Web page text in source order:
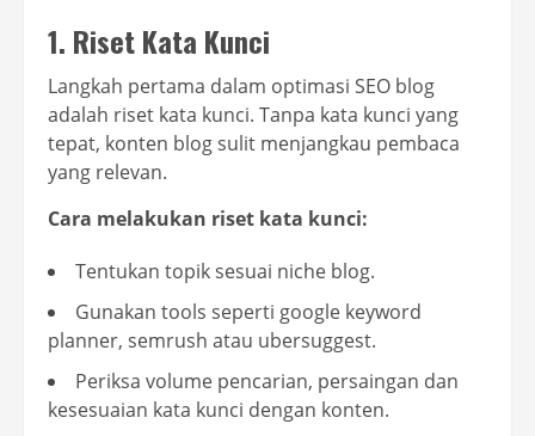
1. Riset Kata Kunci
Langkah pertama dalam optimasi SEO blog
adalah riset kata kunci. Tanpa kata kunci yang
tepat, konten blog sulit menjangkau pembaca
yang relevan.
Cara melakukan riset kata kunci:
Tentukan topik sesuai niche blog.
Gunakan tools seperti google keyword
planner, semrush atau ubersuggest.
Periksa volume pencarian, persaingan dan
kesesuaian kata kunci dengan konten.